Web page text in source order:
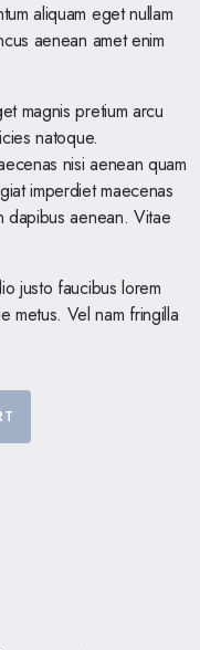
aliquam eget nullam
aenean amet enim
magnis pretium arcu
natoque.
nisi aenean quam
imperdiet maecenas
dapibus aenean. Vitae
justo faucibus lorem
metus. Vel nam fringilla